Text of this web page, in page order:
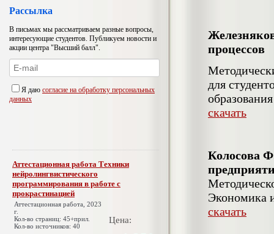
Рассылка
В письмах мы рассматриваем разные вопросы,
интересующие студентов. Публикуем новости и
акции центра "Высший балл".
Я даю согласие на обработку персональных
данных
Аттестационная работа Техники
нейролингвистического
программирования в работе с
прокрастинацией
Аттестационная работа, 2023
г.
Кол-во страниц: 45+прил.
Кол-во источников: 40
Цена:
процессов
для
скачать
Колосова
Экономика
скачать